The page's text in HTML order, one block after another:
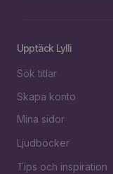
Upptäck Lylli
Sök titlar
Skapa konto
Mina sidor
Ljudböcker
Tips och inspiration